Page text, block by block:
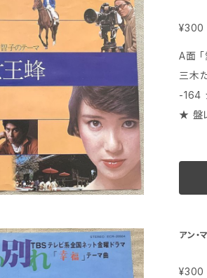
¥300
A面 「愛
三木たかし、編曲/若草
-164 ジャケットの状態はシワが多少 ★★★★★★★★★★★★★★★★★★★★★★★★★★★★
★ 盤
アン
¥300